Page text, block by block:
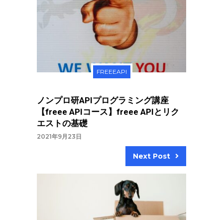
FREEEAPI
ノンプロ研APIプログラミング講座
【freee APIコース】freee APIとリク
エストの基礎
2021年9月23日
Next Post